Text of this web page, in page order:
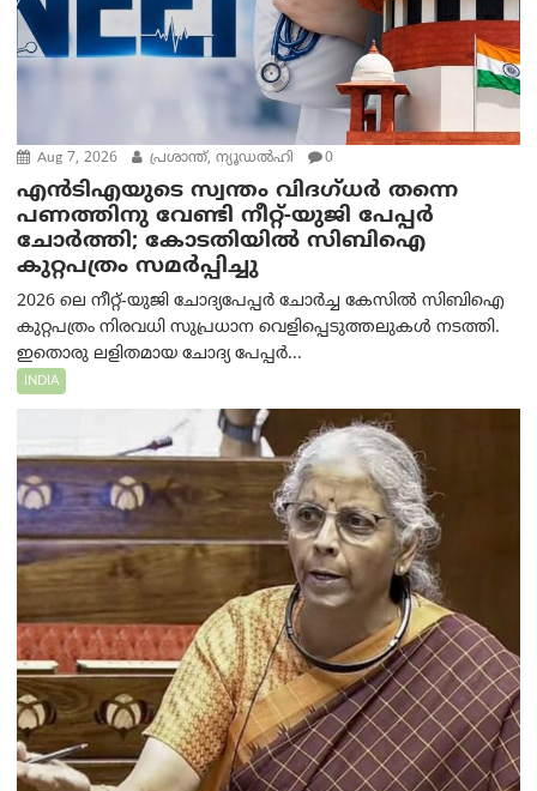
Aug 7, 2026 പ്രശാന്ത്, ന്യൂഡല്‍ഹി 0
എൻ‌ടി‌എയുടെ സ്വന്തം വിദഗ്ധർ തന്നെ
പണത്തിനു വേണ്ടി നീറ്റ്-യു‌ജി പേപ്പർ
ചോർത്തി; കോടതിയില്‍ സിബിഐ
കുറ്റപത്രം സമര്‍പ്പിച്ചു
2026 ലെ നീറ്റ്-യുജി ചോദ്യപേപ്പർ ചോർച്ച കേസിൽ സിബിഐ
കുറ്റപത്രം നിരവധി സുപ്രധാന വെളിപ്പെടുത്തലുകൾ നടത്തി.
ഇതൊരു ലളിതമായ ചോദ്യ പേപ്പർ...
INDIA